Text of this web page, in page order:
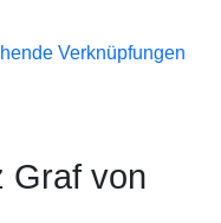
Verknüpfungen
Graf von